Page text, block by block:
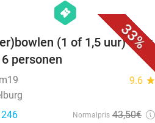
33%
hexagon
events
(1 of 1,5 uur) voor
personen
9.6 star
Normalpris 43,50€